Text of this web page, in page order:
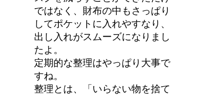
ではなく、財布の中もさっぱり
してポケットに入れやすなり、
出し入れがスムーズになりまし
たよ。
定期的な整理はやっぱり大事で
すね。
整理とは、「いらない物を捨て